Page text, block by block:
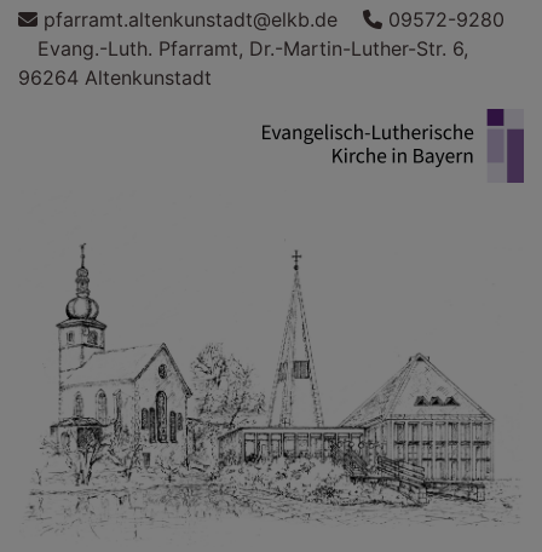
Direkt
Inhalt
pfarramt.altenkunstadt@elkb.de
09572-9280
Evang.-Luth. Pfarramt, Dr.-Martin-Luther-Str. 6,
96264 Altenkunstadt